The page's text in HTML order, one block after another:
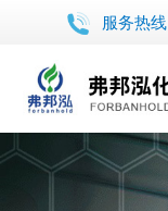
服务热线